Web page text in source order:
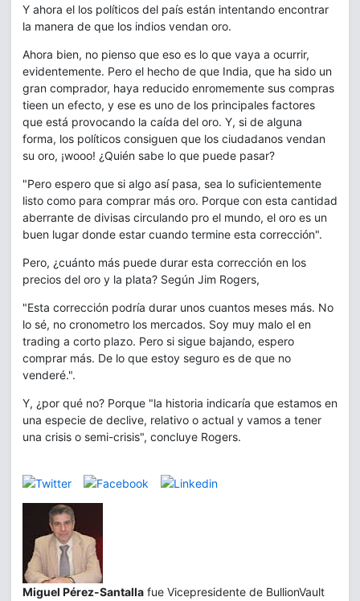
Y ahora el los políticos del país están intentando encontrar
la manera de que los indios vendan oro.
Ahora bien, no pienso que eso es lo que vaya a ocurrir,
evidentemente. Pero el hecho de que India, que ha sido un
gran comprador, haya reducido enromemente sus compras
tieen un efecto, y ese es uno de los principales factores
que está provocando la caída del oro. Y, si de alguna
forma, los políticos consiguen que los ciudadanos vendan
su oro, ¡wooo! ¿Quién sabe lo que puede pasar?
"Pero espero que si algo así pasa, sea lo suficientemente
listo como para comprar más oro. Porque con esta cantidad
aberrante de divisas circulando pro el mundo, el oro es un
buen lugar donde estar cuando termine esta corrección".
Pero, ¿cuánto más puede durar esta corrección en los
precios del oro y la plata? Según Jim Rogers,
"Esta corrección podría durar unos cuantos meses más. No
lo sé, no cronometro los mercados. Soy muy malo el en
trading a corto plazo. Pero si sigue bajando, espero
comprar más. De lo que estoy seguro es de que no
venderé.".
Y, ¿por qué no? Porque "la historia indicaría que estamos en
una especie de declive, relativo o actual y vamos a tener
una crisis o semi-crisis", concluye Rogers.
Miguel Pérez-Santalla fue Vicepresidente de BullionVault